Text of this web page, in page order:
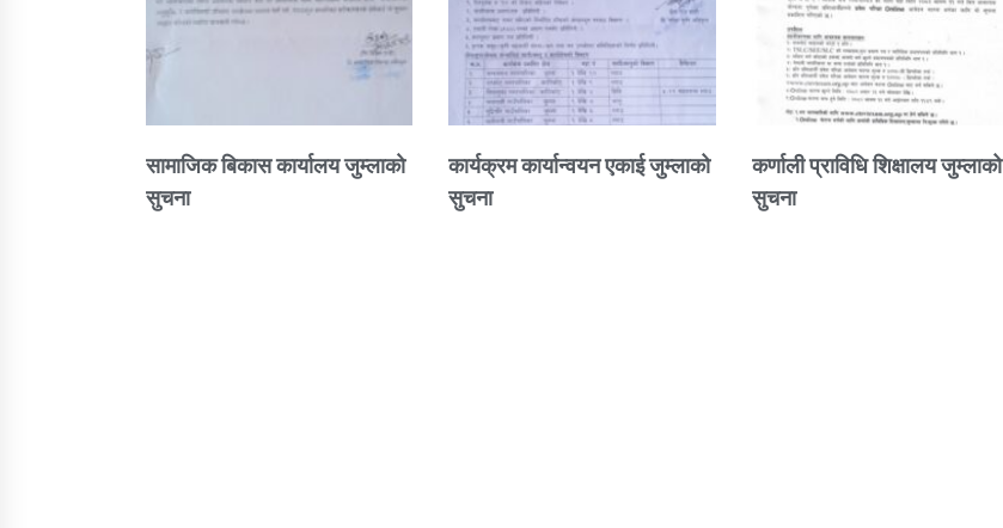
सामाजिक बिकास कार्यालय जुम्लाकाे
सुचना
कार्यक्रम कार्यान्वयन एकाई जुम्लाको
सुचना
कर्णाली प्राविधि शिक्षालय जुम्लाको
सुचना